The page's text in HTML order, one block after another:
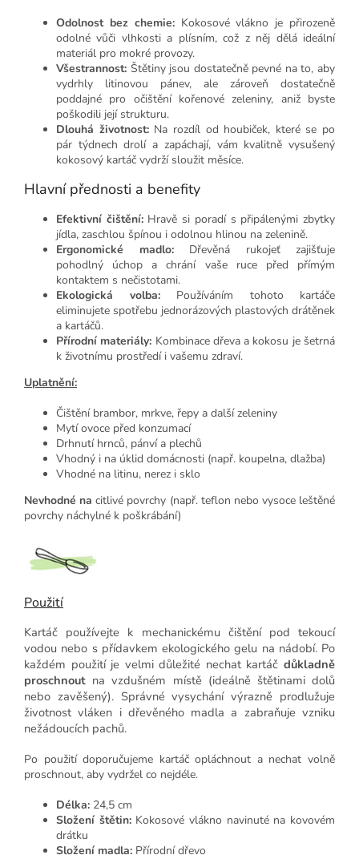
Odolnost bez chemie:Kokosové vlákno je přirozeně
odolné vůči vlhkosti a plísním, což z něj dělá ideální
materiál pro mokré provozy.
Všestrannost: Štětiny jsou dostatečně pevné na to, aby
vydrhly litinovou pánev, ale zároveň dostatečně
poddajné pro očištění kořenové zeleniny, aniž byste
poškodili její strukturu.
Dlouhá životnost:Na rozdíl od houbiček, které se po
pár týdnech drolí a zapáchají, vám kvalitně vysušený
kokosový kartáč vydrží sloužit měsíce.
Hlavní přednosti a benefity
Efektivní čištění:Hravě si poradí s připálenými zbytky
jídla, zaschlou špínou i odolnou hlinou na zelenině.
Ergonomické madlo:Dřevěná rukojeť zajišťuje
pohodlný úchop a chrání vaše ruce před přímým
kontaktem s nečistotami.
Ekologická volba:Používáním tohoto kartáče
eliminujete spotřebu jednorázových plastových drátěnek
a kartáčů.
Přírodní materiály: Kombinace dřeva a kokosu je šetrná
k životnímu prostředí i vašemu zdraví.
Uplatnění:
Čištění brambor, mrkve, řepy a další zeleniny
Mytí ovoce před konzumací
Drhnutí hrnců, pánví a plechů
Vhodný i na úklid domácnosti (např. koupelna, dlažba)
Vhodné na litinu, nerez i sklo
Nevhodné nacitlivé povrchy (např. teflon nebo vysoce leštěné
povrchy náchylné k poškrábání)
Použití
Kartáč používejte k mechanickému čištění pod tekoucí
vodou nebo s přídavkem ekologického gelu na nádobí. Po
každém použití je velmi důležité nechat kartáč důkladně
proschnout na vzdušném místě (ideálně štětinami dolů
nebo zavěšený). Správné vysychání výrazně prodlužuje
životnost vláken i dřevěného madla a zabraňuje vzniku
nežádoucích pachů.
Po použití doporučujeme kartáč opláchnout a nechat volně
proschnout, aby vydržel co nejdéle.
Délka: 24,5 cm
Složení štětin:Kokosové vlákno navinuté na kovovém
drátku
Složení madla: Přírodní dřevo